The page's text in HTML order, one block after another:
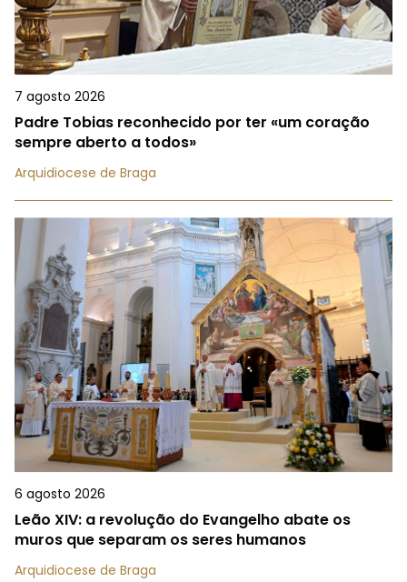
7 agosto 2026
Padre Tobias reconhecido por ter «um coração
sempre aberto a todos»
Arquidiocese de Braga
6 agosto 2026
Leão XIV: a revolução do Evangelho abate os
muros que separam os seres humanos
Arquidiocese de Braga